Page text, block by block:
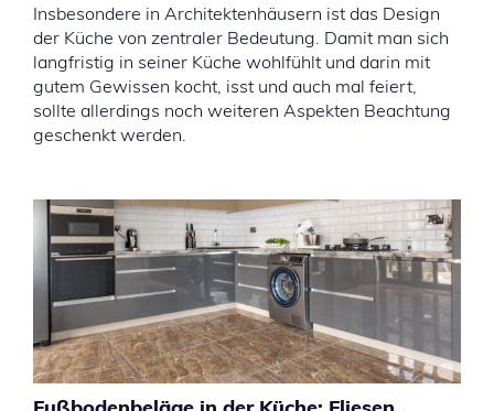
Insbesondere in Architektenhäusern ist das Design
der Küche von zentraler Bedeutung. Damit man sich
langfristig in seiner Küche wohlfühlt und darin mit
gutem Gewissen kocht, isst und auch mal feiert,
sollte allerdings noch weiteren Aspekten Beachtung
geschenkt werden.